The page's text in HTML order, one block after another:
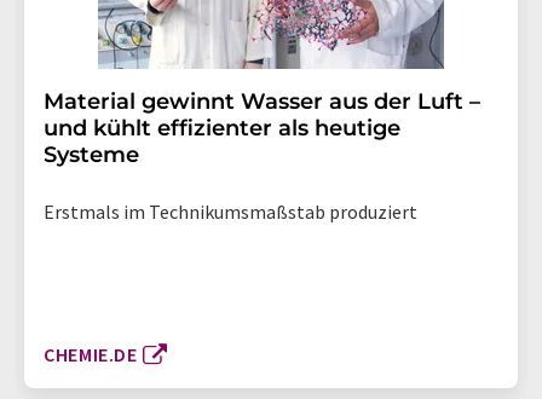
Material gewinnt Wasser aus der Luft –
und kühlt effizienter als heutige
Systeme
Erstmals im Technikumsmaßstab produziert
CHEMIE.DE